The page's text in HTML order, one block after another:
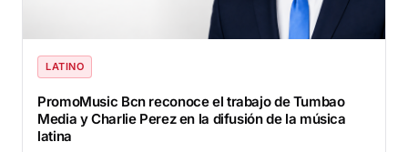
LATINO
PromoMusic Bcn reconoce el trabajo de Tumbao
Media y Charlie Perez en la difusión de la música
latina